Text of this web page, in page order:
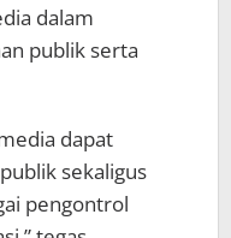
dalam
publik serta
dapat
sekaligus
pengontrol